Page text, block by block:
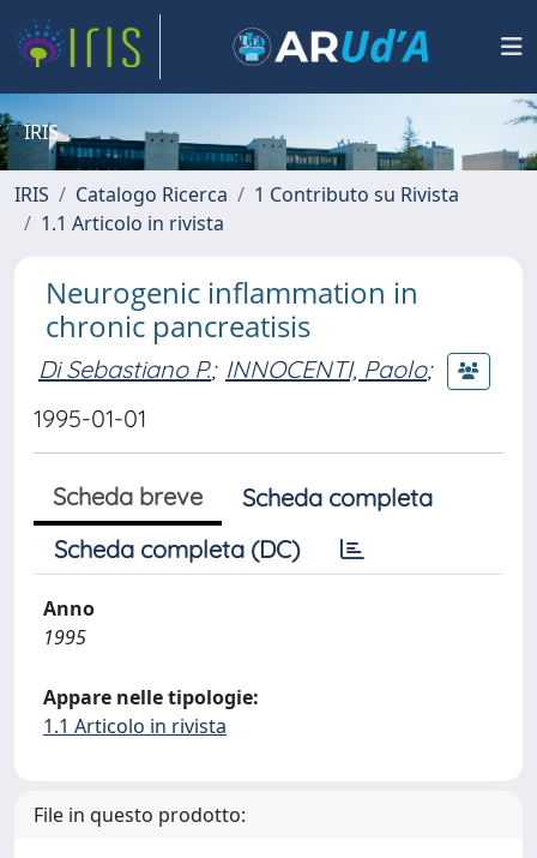
IRIS
IRIS Catalogo Ricerca
1 Contributo su Rivista
1.1 Articolo in rivista
Neurogenic inflammation in
chronic pancreatisis
Di Sebastiano P.; INNOCENTI, Paolo;
1995-01-01
Scheda breve
Scheda completa
Scheda completa (DC)
Anno
1995
Appare nelle tipologie:
1.1 Articolo in rivista
File in questo prodotto: